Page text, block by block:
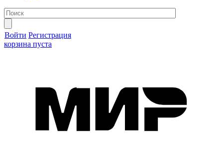
Войти Регистрация
корзина пуста